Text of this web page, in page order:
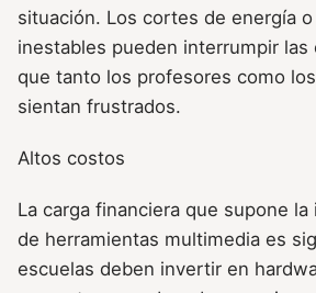
situación. Los cortes de energía
inestables pueden interrumpir las
que tanto los profesores como
sientan frustrados.
Altos costos
La carga financiera que supone
de herramientas multimedia es
escuelas deben invertir en